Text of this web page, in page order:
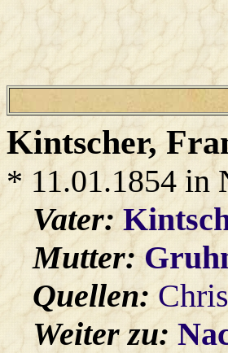
Kintscher,
* 11.01.1854 in
Vater:
Mutter:
Quellen:
Weiter zu: